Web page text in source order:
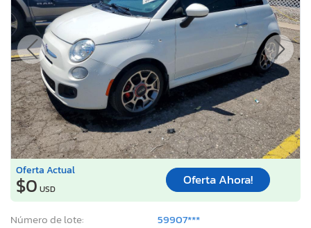
Oferta Actual
$0 USD
Oferta Ahora!
Número de lote:
59907***